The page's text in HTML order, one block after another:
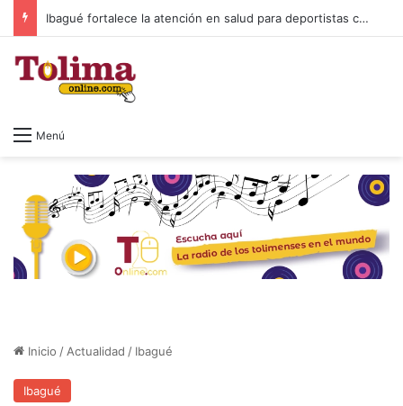
Ibagué fortalece la atención en salud para deportistas con nuevo espacio en el Parque Deportivo
Menú
Inicio / Actualidad / Ibagué
Ibagué